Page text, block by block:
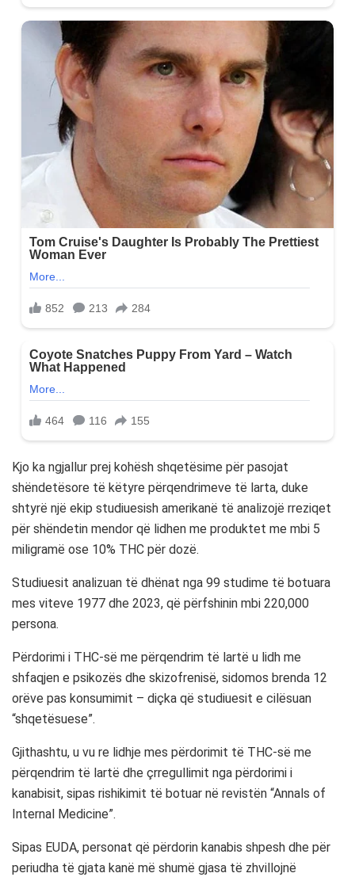
Kjo ka ngjallur prej kohësh shqetësime për pasojat
shëndetësore të këtyre përqendrimeve të larta, duke
shtyrë një ekip studiuesish amerikanë të analizojë rreziqet
për shëndetin mendor që lidhen me produktet me mbi 5
miligramë ose 10% THC për dozë.
Studiuesit analizuan të dhënat nga 99 studime të botuara
mes viteve 1977 dhe 2023, që përfshinin mbi 220,000
persona.
Përdorimi i THC-së me përqendrim të lartë u lidh me
shfaqjen e psikozës dhe skizofrenisë, sidomos brenda 12
orëve pas konsumimit – diçka që studiuesit e cilësuan
“shqetësuese”.
Gjithashtu, u vu re lidhje mes përdorimit të THC-së me
përqendrim të lartë dhe çrregullimit nga përdorimi i
kanabisit, sipas rishikimit të botuar në revistën “Annals of
Internal Medicine”.
Sipas EUDA, personat që përdorin kanabis shpesh dhe për
periudha të gjata kanë më shumë gjasa të zhvillojnë